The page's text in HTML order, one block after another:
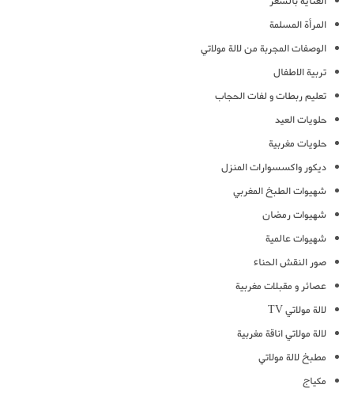
المرأة المسلمة
الوصفات المجربة من لالة مولاتي
تربية الاطفال
تعليم ربطات و لفات الحجاب
حلويات العيد
حلويات مغربية
ديكور واكسسوارات المنزل
شهيوات الطبخ المغربي
شهيوات رمضان
شهيوات عالمية
صور النقش الحناء
عصائر و مقبلات مغربية
لالة مولاتي TV
لالة مولاتي اناقة مغربية
مطبخ لالة مولاتي
مكياج